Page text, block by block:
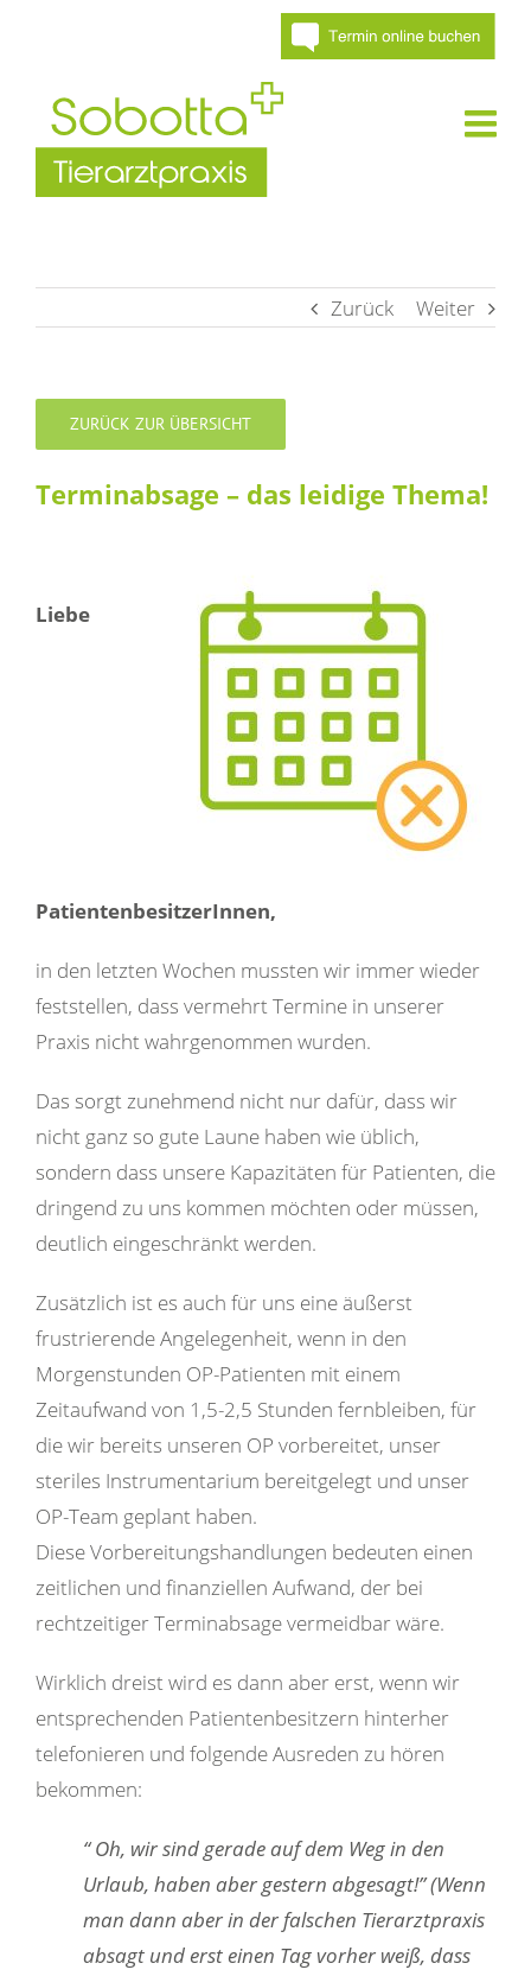
Zurück Weiter
ZURÜCK ZUR ÜBERSICHT
Terminabsage – das leidige Thema!
Liebe
PatientenbesitzerInnen,
in den letzten Wochen mussten wir immer wieder
feststellen, dass vermehrt Termine in unserer
Praxis nicht wahrgenommen wurden.
Das sorgt zunehmend nicht nur dafür, dass wir
nicht ganz so gute Laune haben wie üblich,
sondern dass unsere Kapazitäten für Patienten, die
dringend zu uns kommen möchten oder müssen,
deutlich eingeschränkt werden.
Zusätzlich ist es auch für uns eine äußerst
frustrierende Angelegenheit, wenn in den
Morgenstunden OP-Patienten mit einem
Zeitaufwand von 1,5-2,5 Stunden fernbleiben, für
die wir bereits unseren OP vorbereitet, unser
steriles Instrumentarium bereitgelegt und unser
OP-Team geplant haben.
Diese Vorbereitungshandlungen bedeuten einen
zeitlichen und finanziellen Aufwand, der bei
rechtzeitiger Terminabsage vermeidbar wäre.
Wirklich dreist wird es dann aber erst, wenn wir
entsprechenden Patientenbesitzern hinterher
telefonieren und folgende Ausreden zu hören
bekommen:
“ Oh, wir sind gerade auf dem Weg in den
Urlaub, haben aber gestern abgesagt!” (Wenn
man dann aber in der falschen Tierarztpraxis
absagt und erst einen Tag vorher weiß, dass